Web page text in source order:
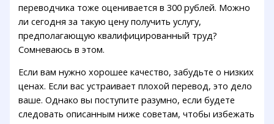
переводчика тоже оценивается в 300 рублей. Можно
ли сегодня за такую цену получить услугу,
предполагающую квалифицированный труд?
Сомневаюсь в этом.
Если вам нужно хорошее качество, забудьте о низких
ценах. Если вас устраивает плохой перевод, это дело
ваше. Однако вы поступите разумно, если будете
следовать описанным ниже советам, чтобы избежать